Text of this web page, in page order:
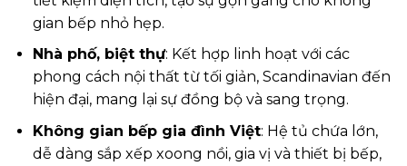
gian bếp nhỏ hẹp.
Nhà phố, biệt thự: Kết hợp linh hoạt với các
phong cách nội thất từ tối giản, Scandinavian đến
hiện đại, mang lại sự đồng bộ và sang trọng.
Không gian bếp gia đình Việt: Hệ tủ chứa lớn,
dễ dàng sắp xếp xoong nồi, gia vị và thiết bị bếp,